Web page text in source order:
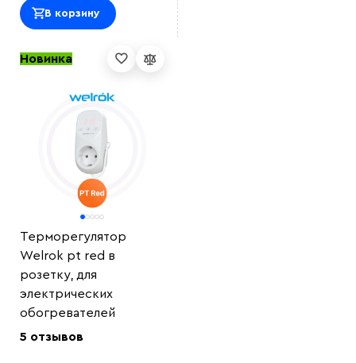
В корзину
Новинка
Терморегулятор
Welrok pt red в
розетку, для
электрических
обогревателей
5 отзывов